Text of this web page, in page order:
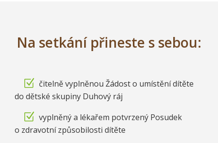
Na setkání přineste s sebou:
čitelně vyplněnou Žádost o umístění dítěte
do dětské skupiny Duhový ráj
vyplněný a lékařem potvrzený Posudek
o zdravotní způsobilosti dítěte